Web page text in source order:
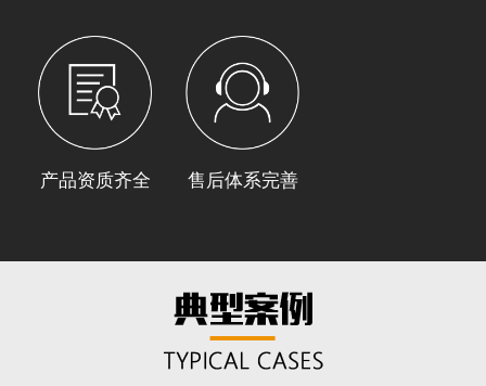
产品资质齐全 售后体系完善